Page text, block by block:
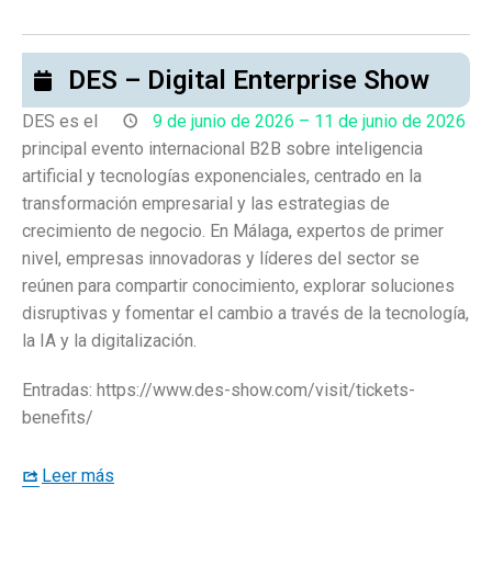
DES – Digital Enterprise Show
9 de junio de 2026 – 11 de junio de 2026
DES es el
principal evento internacional B2B sobre inteligencia
artificial y tecnologías exponenciales, centrado en la
transformación empresarial y las estrategias de
crecimiento de negocio. En Málaga, expertos de primer
nivel, empresas innovadoras y líderes del sector se
reúnen para compartir conocimiento, explorar soluciones
disruptivas y fomentar el cambio a través de la tecnología,
la IA y la digitalización.
Entradas: https://www.des-show.com/visit/tickets-
benefits/
Leer más